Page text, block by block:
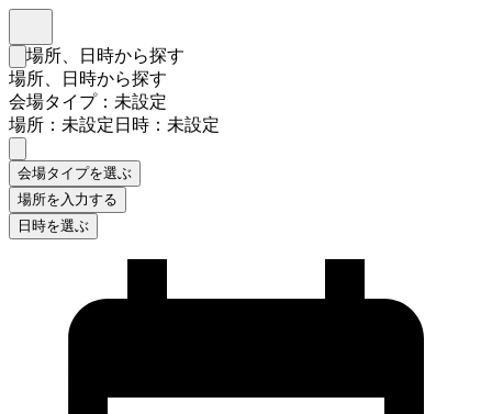
検索フォームを閉じる
場所、日時から探す
場所、日時から探す
会場タイプ：未設定
場所：未設定日時：未設定
会場タイプを選ぶ
場所を入力する
日時を選ぶ